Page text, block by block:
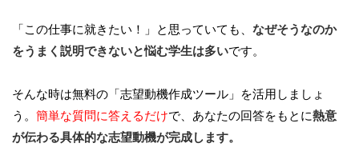
「この仕事に就きたい！」と思っていても、 なぜそうなのか
をうまく説明できないと悩む学生は多いです。
そんな時は無料の「志望動機作成ツール」を活用しましょ
う。 簡単な質問に答えるだけで、あなたの回答をもとに熱意
が伝わる具体的な志望動機が完成します。